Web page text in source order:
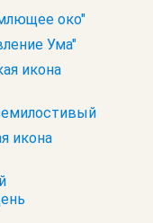
око"
Ума"
икона
икона